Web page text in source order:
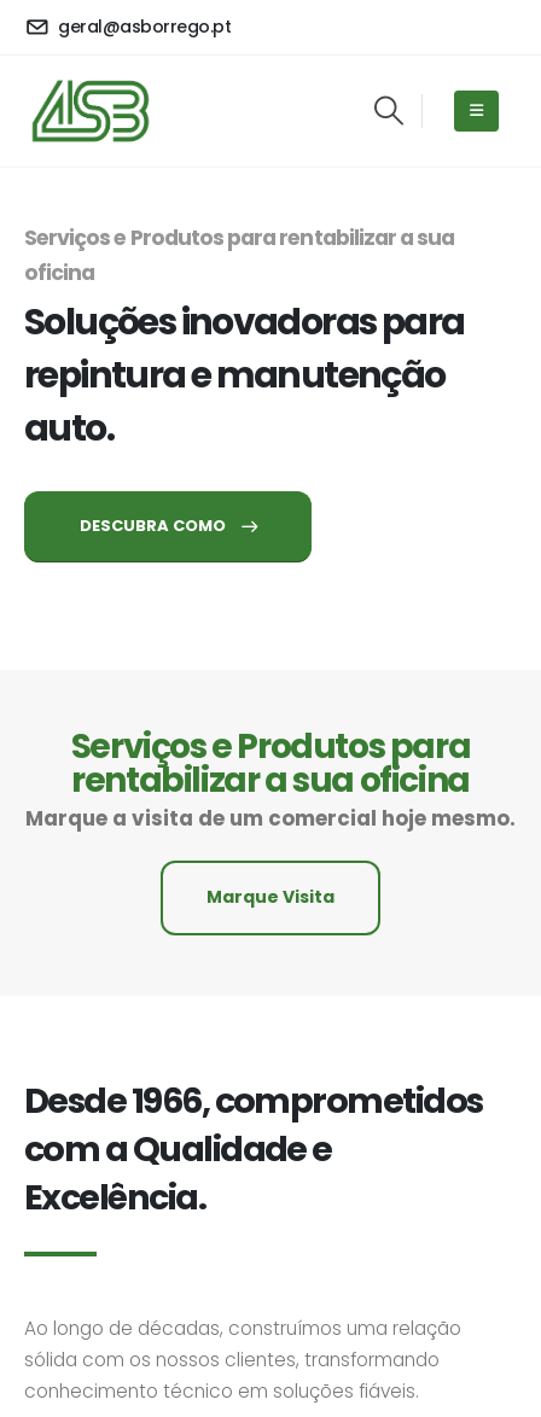
geral@asborrego.pt
Serviços e Produtos para rentabilizar a sua
oficina
Soluções inovadoras para
repintura e manutenção
auto.
DESCUBRA COMO
Serviços e Produtos para
rentabilizar a sua oficina
Marque a visita de um comercial hoje mesmo.
Marque Visita
Desde 1966, comprometidos
com a Qualidade e
Excelência.
Ao longo de décadas, construímos uma relação
sólida com os nossos clientes, transformando
conhecimento técnico em soluções fiáveis.